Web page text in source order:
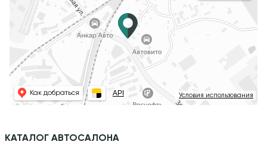
Условия использования
Как добраться API
КАТАЛОГ АВТОСАЛОНА